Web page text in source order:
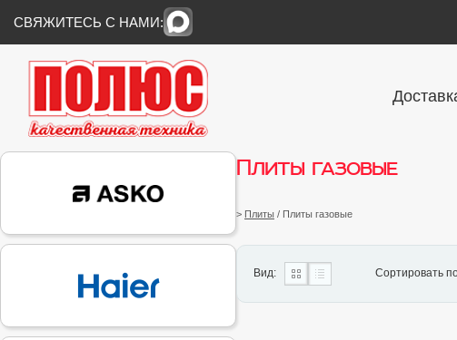
СВЯЖИТЕСЬ С НАМИ:
Плиты газовые
> Плиты / Плиты газовые
Вид: Сортировать